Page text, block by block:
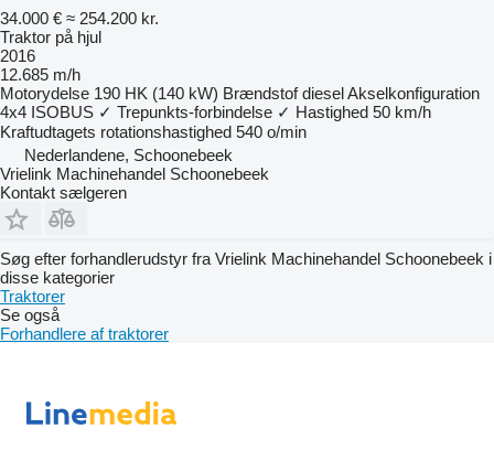
34.000 € ≈ 254.200 kr.
Traktor på hjul
2016
12.685 m/h
Motorydelse 190 HK (140 kW) Brændstof dieselAkselkonfiguration
4x4 ISOBUS ✓ Trepunkts-forbindelse ✓ Hastighed 50 km/h
Kraftudtagets rotationshastighed 540 o/min
Nederlandene, Schoonebeek
Vrielink Machinehandel Schoonebeek
Kontakt sælgeren
Søg efter forhandlerudstyr fra Vrielink Machinehandel Schoonebeek i
disse kategorier
Traktorer
Se også
Forhandlere af traktorer